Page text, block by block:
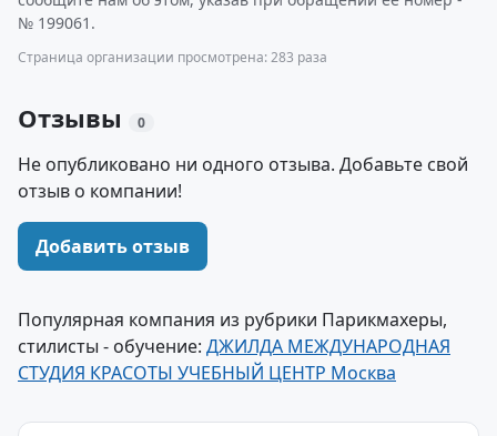
№ 199061.
Страница организации просмотрена: 283 раза
Отзывы 0
Не опубликовано ни одного отзыва. Добавьте свой
отзыв о компании!
Добавить отзыв
Популярная компания из рубрики Парикмахеры,
стилисты - обучение: ДЖИЛДА МЕЖДУНАРОДНАЯ
СТУДИЯ КРАСОТЫ УЧЕБНЫЙ ЦЕНТР Москва